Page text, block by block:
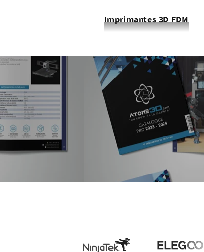
Imprimantes 3D FDM